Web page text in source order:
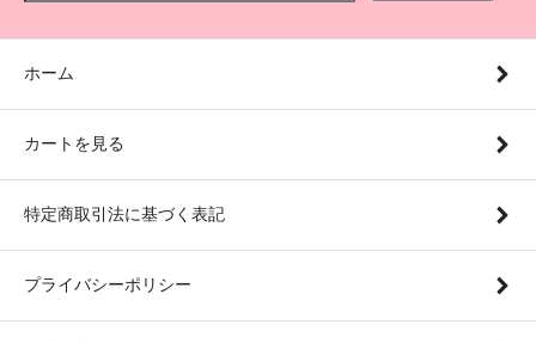
ホーム
カートを見る
特定商取引法に基づく表記
プライバシーポリシー